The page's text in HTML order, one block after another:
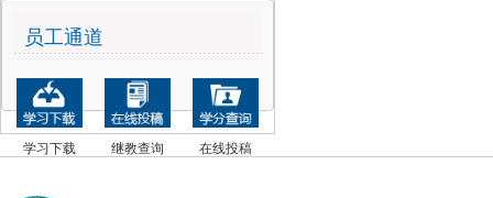
员工通道
学习下载 继教查询 在线投稿